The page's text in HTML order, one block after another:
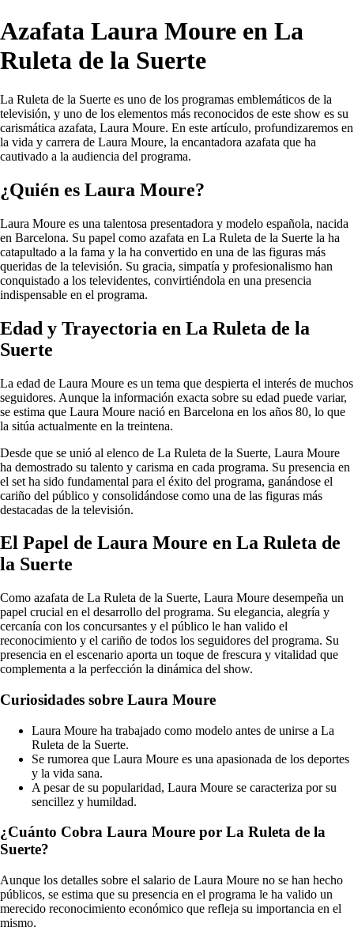
Azafata Laura Moure en La
Ruleta de la Suerte
La Ruleta de la Suerte es uno de los programas emblemáticos de la
televisión, y uno de los elementos más reconocidos de este show es su
carismática azafata, Laura Moure. En este artículo, profundizaremos en
la vida y carrera de Laura Moure, la encantadora azafata que ha
cautivado a la audiencia del programa.
¿Quién es Laura Moure?
Laura Moure es una talentosa presentadora y modelo española, nacida
en Barcelona. Su papel como azafata en La Ruleta de la Suerte la ha
catapultado a la fama y la ha convertido en una de las figuras más
queridas de la televisión. Su gracia, simpatía y profesionalismo han
conquistado a los televidentes, convirtiéndola en una presencia
indispensable en el programa.
Edad y Trayectoria en La Ruleta de la
Suerte
La edad de Laura Moure es un tema que despierta el interés de muchos
seguidores. Aunque la información exacta sobre su edad puede variar,
se estima que Laura Moure nació en Barcelona en los años 80, lo que
la sitúa actualmente en la treintena.
Desde que se unió al elenco de La Ruleta de la Suerte, Laura Moure
ha demostrado su talento y carisma en cada programa. Su presencia en
el set ha sido fundamental para el éxito del programa, ganándose el
cariño del público y consolidándose como una de las figuras más
destacadas de la televisión.
El Papel de Laura Moure en La Ruleta de
la Suerte
Como azafata de La Ruleta de la Suerte, Laura Moure desempeña un
papel crucial en el desarrollo del programa. Su elegancia, alegría y
cercanía con los concursantes y el público le han valido el
reconocimiento y el cariño de todos los seguidores del programa. Su
presencia en el escenario aporta un toque de frescura y vitalidad que
complementa a la perfección la dinámica del show.
Curiosidades sobre Laura Moure
Laura Moure ha trabajado como modelo antes de unirse a La
Ruleta de la Suerte.
Se rumorea que Laura Moure es una apasionada de los deportes
y la vida sana.
A pesar de su popularidad, Laura Moure se caracteriza por su
sencillez y humildad.
¿Cuánto Cobra Laura Moure por La Ruleta de la
Suerte?
Aunque los detalles sobre el salario de Laura Moure no se han hecho
públicos, se estima que su presencia en el programa le ha valido un
merecido reconocimiento económico que refleja su importancia en el
mismo.